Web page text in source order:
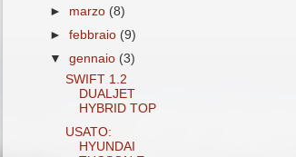
► marzo (8)
►febbraio (9)
▼gennaio (3)
SWIFT 1.2
DUALJET
HYBRID TOP
USATO:
HYUNDAI